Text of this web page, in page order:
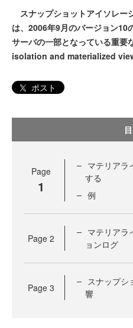
スナップショットアイソレー
は、2006年9月のバージョン
サーバの一部となっている重
isolation and materialized
ポスト
Page
1
マテリアラ
する
例
Page 2
マテリアラ
ョンログ
Page 3
スナップシ
響